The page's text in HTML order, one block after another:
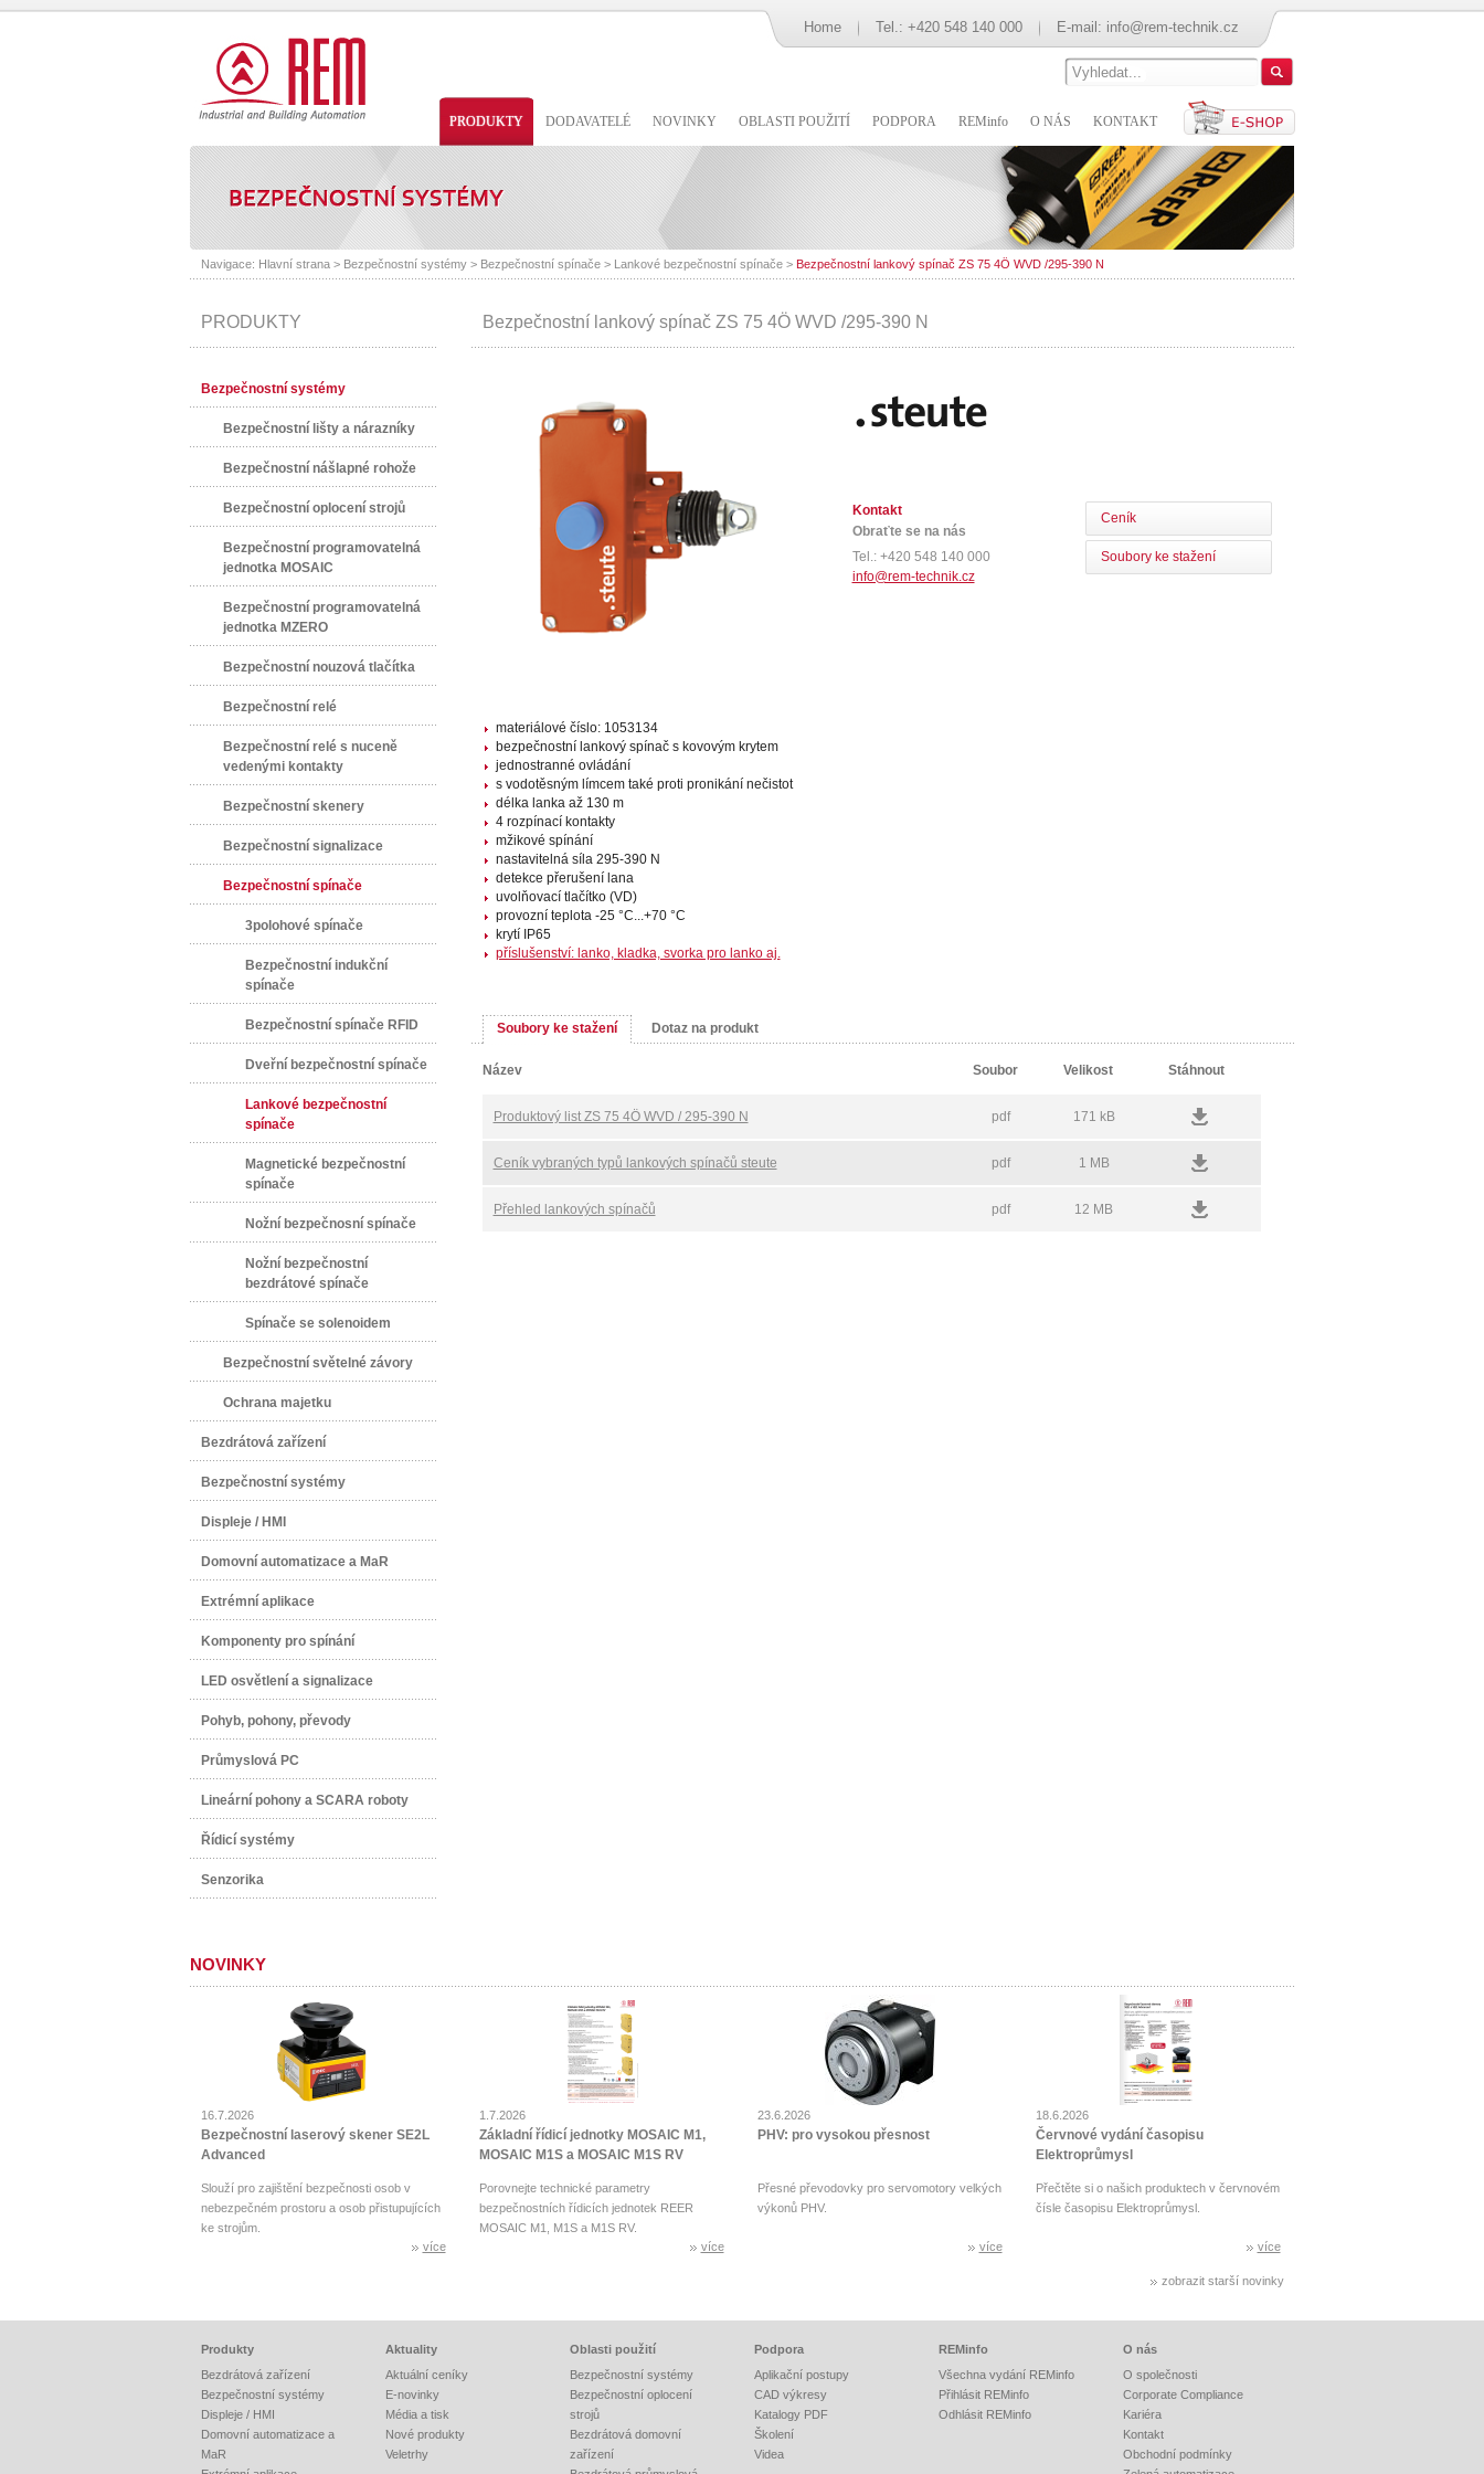
Home Tel.: +420 548 140 000 E-mail: info@rem-technik.cz
PRODUKTY DODAVATELÉ NOVINKY OBLASTI POUŽITÍ PODPORA REMinfo O NÁS KONTAKT
Navigace: Hlavní strana> Bezpečnostní systémy> Bezpečnostní spínače> Lankové bezpečnostní spínače> Bezpečnostní lankový spínač ZS 75 4Ö WVD /295-390 N
PRODUKTY
Bezpečnostní systémy
Bezpečnostní lišty a nárazníky
Bezpečnostní nášlapné rohože
Bezpečnostní oplocení strojů
Bezpečnostní programovatelná
jednotka MOSAIC
Bezpečnostní programovatelná
jednotka MZERO
Bezpečnostní nouzová tlačítka
Bezpečnostní relé
Bezpečnostní relé s nuceně
vedenými kontakty
Bezpečnostní skenery
Bezpečnostní signalizace
Bezpečnostní spínače
3polohové spínače
Bezpečnostní indukční
spínače
Bezpečnostní spínače RFID
Dveřní bezpečnostní spínače
Lankové bezpečnostní
spínače
Magnetické bezpečnostní
spínače
Nožní bezpečnosní spínače
Nožní bezpečnostní
bezdrátové spínače
Spínače se solenoidem
Bezpečnostní světelné závory
Ochrana majetku
Bezdrátová zařízení
Bezpečnostní systémy
Displeje / HMI
Domovní automatizace a MaR
Extrémní aplikace
Komponenty pro spínání
LED osvětlení a signalizace
Pohyb, pohony, převody
Průmyslová PC
Lineární pohony a SCARA roboty
Řídicí systémy
Senzorika
Bezpečnostní lankový spínač ZS 75 4Ö WVD /295-390 N
Kontakt
Obraťte se na nás
Tel.: +420 548 140 000
info@rem-technik.cz
Ceník
Soubory ke stažení
materiálové číslo: 1053134
bezpečnostní lankový spínač s kovovým krytem
jednostranné ovládání
s vodotěsným límcem také proti pronikání nečistot
délka lanka až 130 m
4 rozpínací kontakty
mžikové spínání
nastavitelná síla 295-390 N
detekce přerušení lana
uvolňovací tlačítko (VD)
provozní teplota -25 °C...+70 °C
krytí IP65
příslušenství: lanko, kladka, svorka pro lanko aj.
Soubory ke stažení Dotaz na produkt
Název Soubor Velikost Stáhnout
Produktový list ZS 75 4Ö WVD / 295-390 N pdf 171 kB
Ceník vybraných typů lankových spínačů steute pdf 1 MB
Přehled lankových spínačů pdf 12 MB
NOVINKY
16.7.2026
Bezpečnostní laserový skener SE2L
Advanced
Slouží pro zajištění bezpečnosti osob v
nebezpečném prostoru a osob přistupujících
ke strojům.
více
1.7.2026
Základní řídicí jednotky MOSAIC M1,
MOSAIC M1S a MOSAIC M1S RV
Porovnejte technické parametry
bezpečnostních řídicích jednotek REER
MOSAIC M1, M1S a M1S RV.
více
23.6.2026
PHV: pro vysokou přesnost
Přesné převodovky pro servomotory velkých
výkonů PHV.
více
18.6.2026
Červnové vydání časopisu
Elektroprůmysl
Přečtěte si o našich produktech v červnovém
čísle časopisu Elektroprůmysl.
více
zobrazit starší novinky
Produkty
Bezdrátová zařízení
Bezpečnostní systémy
Displeje / HMI
Domovní automatizace a
MaR
Aktuality
Aktuální ceníky
E-novinky
Média a tisk
Nové produkty
Veletrhy
Oblasti použití
Bezpečnostní systémy
Bezpečnostní oplocení
strojů
Bezdrátová domovní
zařízení
Podpora
Aplikační postupy
CAD výkresy
Katalogy PDF
Školení
Videa
REMinfo
Všechna vydání REMinfo
Přihlásit REMinfo
Odhlásit REMinfo
O nás
O společnosti
Corporate Compliance
Kariéra
Kontakt
Obchodní podmínky